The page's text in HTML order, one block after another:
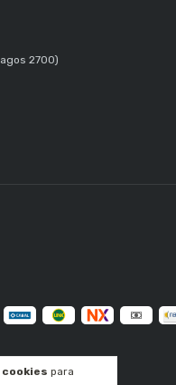
para
2700)